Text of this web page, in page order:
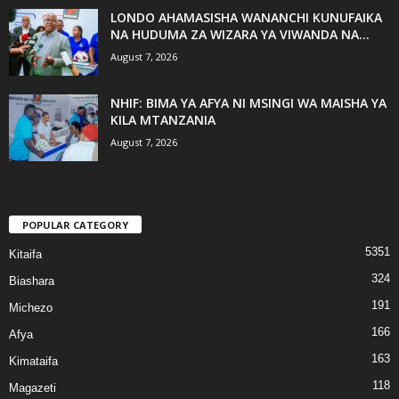
LONDO AHAMASISHA WANANCHI KUNUFAIKA
NA HUDUMA ZA WIZARA YA VIWANDA NA...
August 7, 2026
NHIF: BIMA YA AFYA NI MSINGI WA MAISHA YA
KILA MTANZANIA
August 7, 2026
POPULAR CATEGORY
Kitaifa 5351
Biashara 324
Michezo 191
Afya 166
Kimataifa 163
Magazeti 118